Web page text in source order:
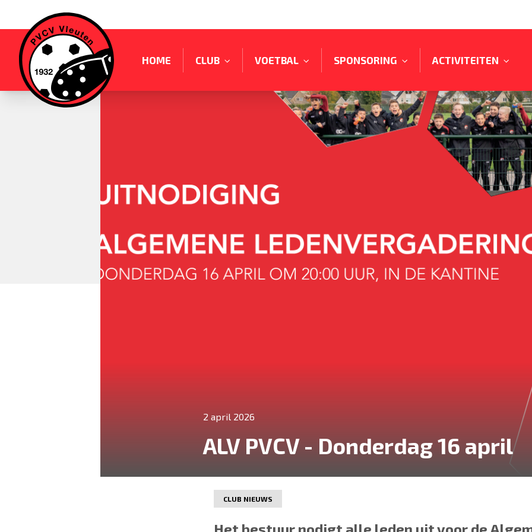
HOME CLUB VOETBAL SPONSORING ACTIVITEITEN
2 april 2026
ALV PVCV - Donderdag 16 april
CLUB NIEUWS